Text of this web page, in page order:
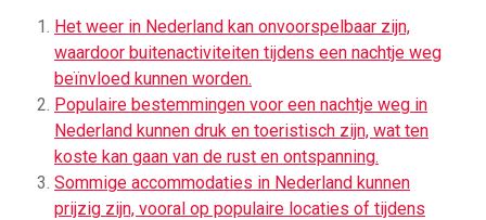
Het weer in Nederland kan onvoorspelbaar zijn,
waardoor buitenactiviteiten tijdens een nachtje weg
beïnvloed kunnen worden.
Populaire bestemmingen voor een nachtje weg in
Nederland kunnen druk en toeristisch zijn, wat ten
koste kan gaan van de rust en ontspanning.
Sommige accommodaties in Nederland kunnen
prijzig zijn, vooral op populaire locaties of tijdens